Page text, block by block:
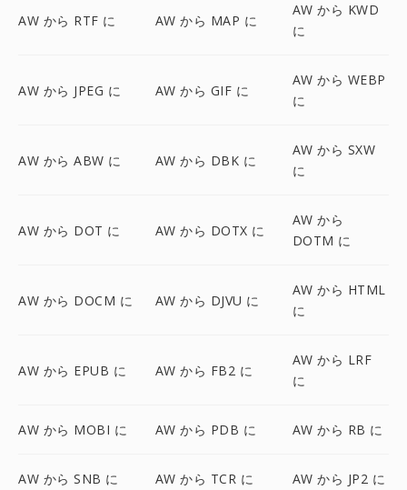
AW から RTF に AW から MAP に
AW から KWD
に
AW から JPEG に AW から GIF に
AW から WEBP
に
AW から ABW に AW から DBK に
AW から SXW
に
AW から DOT に AW から DOTX に
AW から
DOTM に
AW から DOCM に AW から DJVU に
AW から HTML
に
AW から EPUB に AW から FB2 に
AW から LRF
に
AW から MOBI に AW から PDB に AW から RB に
AW から SNB に AW から TCR に AW から JP2 に